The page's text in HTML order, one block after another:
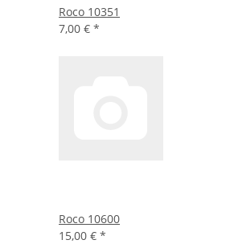
Roco 10351
7,00 € *
Roco 10600
15,00 € *